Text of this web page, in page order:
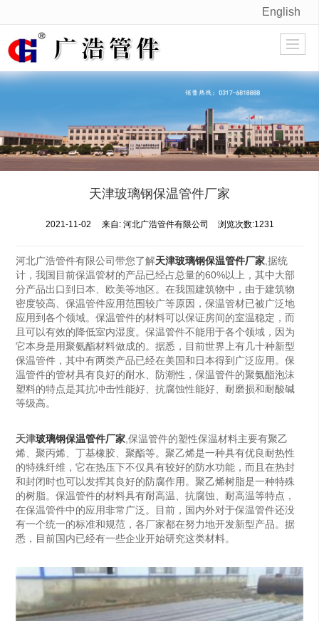
很遗憾，因您的浏览器版本过低导致无法获得最佳浏览体验，推荐下载安装谷歌浏览器！
English
天津玻璃钢保温管件厂家
2021-11-02 来自: 河北广浩管件有限公司 浏览次数:1231
河北广浩管件有限公司带您了解天津玻璃钢保温管件厂家,据统
计，我国目前保温管材的产品已经占总量的60%以上，其中大部
分产品出口到日本、欧美等地区。在我国建筑物中，由于建筑物
密度较高、保温管件应用范围较广等原因，保温管材已被广泛地
应用到各个领域。保温管件的材料可以保证房间的室温稳定，而
且可以有效的降低室内湿度。保温管件不能用于各个领域，因为
它本身是用聚氨酯材料做成的。据悉，目前世界上有几十种新型
保温管件，其中有两类产品已经在美国和日本得到广泛应用。保
温管件的管材具有良好的耐水、防潮性，保温管件的聚氨酯泡沫
塑料的特点是其抗冲击性能好、抗腐蚀性能好、耐磨损和耐酸碱
等级高。
天津玻璃钢保温管件厂家,保温管件的塑性保温材料主要有聚乙
烯、聚丙烯、丁基橡胶、聚酯等。聚乙烯是一种具有优良耐热性
的特殊纤维，它在热压下不仅具有较好的防水功能，而且在热封
和封闭时也可以发挥其良好的防腐作用。聚乙烯树脂是一种特殊
的树脂。保温管件的材料具有耐高温、抗腐蚀、耐高温等特点，
在保温管件中的应用非常广泛。目前，国内外对于保温管件还没
有一个统一的标准和规范，各厂家都在努力地开发新型产品。据
悉，目前国内已经有一些企业开始研究这类材料。